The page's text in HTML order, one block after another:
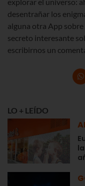
desentrañar los
alguna otra App
secreto interesante
escribirnos un
LO + LEÍDO